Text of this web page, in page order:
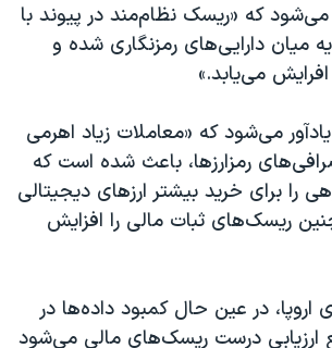
می‌شود که «ریسک نظام‌مند در پیوند با
میان دارایی‌های رمزنگاری شده و
می‌یابد.»
می‌شود که «معاملات زیاد اهرمی
رمزارزها، باعث شده است که
را برای خرید بیشتر ارزهای دیجیتالی
ریسک‌های ثبات مالی را افزایش
اروپا، در عین حال کمبود داده‌ها در
ارزیابی درست ریسک‌های مالی می‌شود